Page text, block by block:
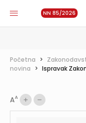
NN 85/2026
Početna >
novina > Ispravak
AA